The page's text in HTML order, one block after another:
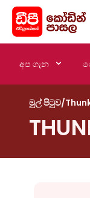
අප ගැන
මුල් පිටුව/